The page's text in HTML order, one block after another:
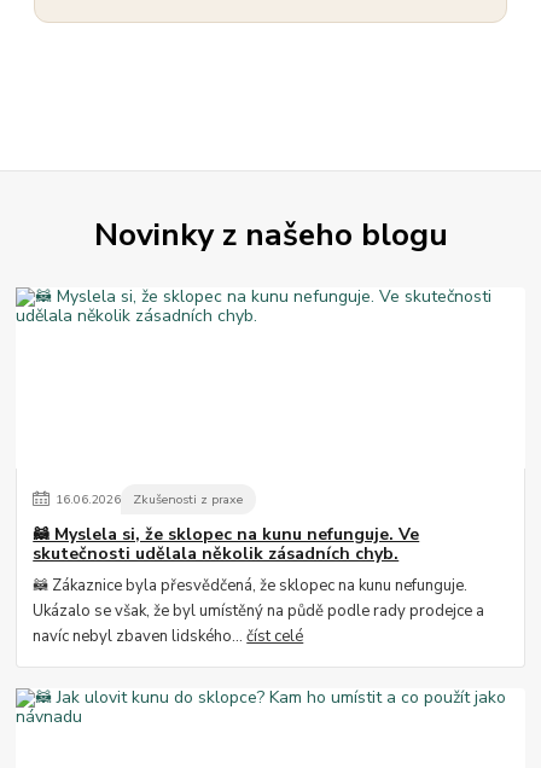
Novinky z našeho blogu
16.06.2026 Zkušenosti z praxe
🦝 Myslela si, že sklopec na kunu nefunguje. Ve
skutečnosti udělala několik zásadních chyb.
🦝 Zákaznice byla přesvědčená, že sklopec na kunu nefunguje.
Ukázalo se však, že byl umístěný na půdě podle rady prodejce a
navíc nebyl zbaven lidského...číst celé